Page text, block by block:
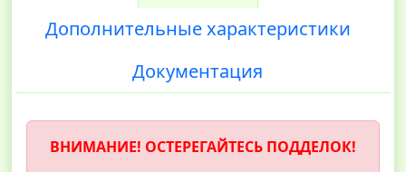
Дополнительные характеристики
Документация
ВНИМАНИЕ! ОСТЕРЕГАЙТЕСЬ ПОДДЕЛОК!